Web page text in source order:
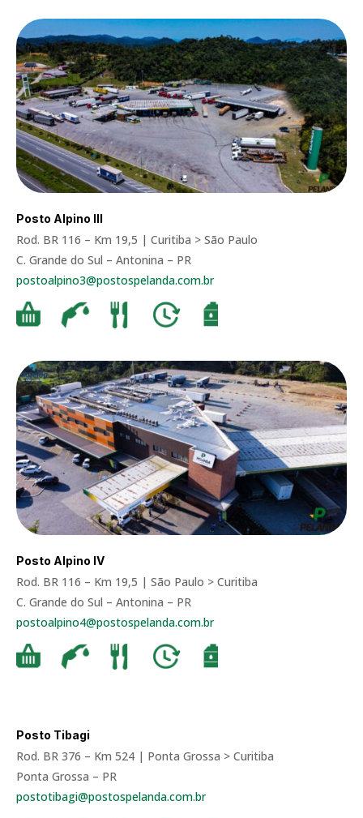
Posto Alpino III
Rod. BR 116 – Km 19,5 | Curitiba > São Paulo
C. Grande do Sul – Antonina – PR
postoalpino3@postospelanda.com.br
Posto Alpino IV
Rod. BR 116 – Km 19,5 | São Paulo > Curitiba
C. Grande do Sul – Antonina – PR
postoalpino4@postospelanda.com.br
Posto Tibagi
Rod. BR 376 – Km 524 | Ponta Grossa > Curitiba
Ponta Grossa – PR
postotibagi@postospelanda.com.br